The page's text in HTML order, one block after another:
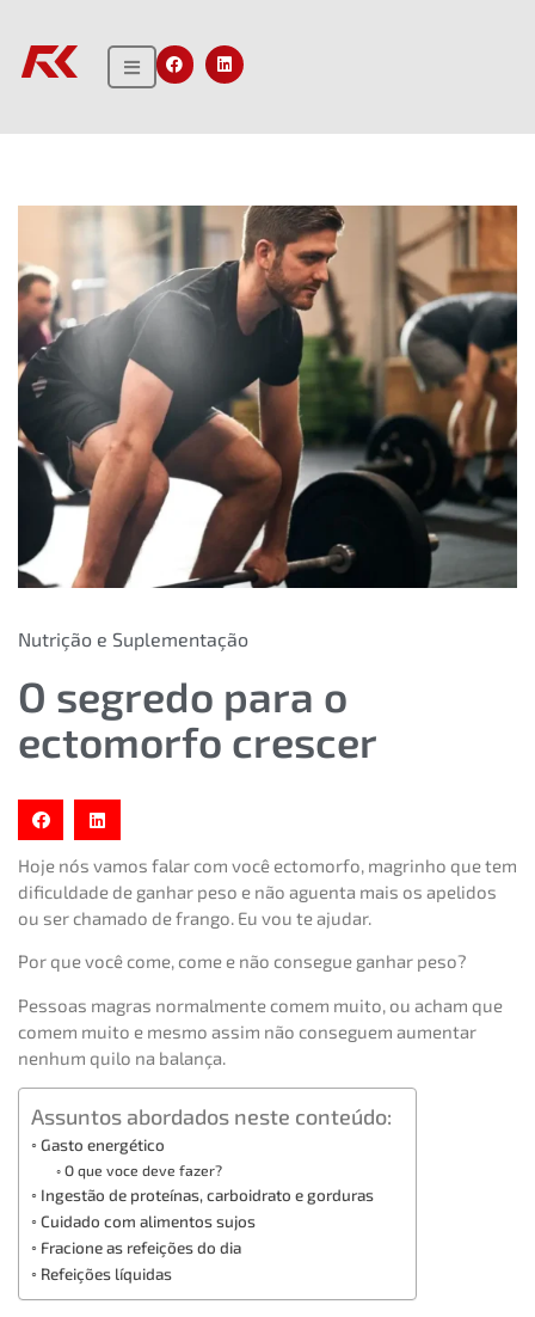
Nutrição e Suplementação
O segredo para o
ectomorfo crescer
Hoje nós vamos falar com você ectomorfo, magrinho que tem
dificuldade de ganhar peso e não aguenta mais os apelidos
ou ser chamado de frango. Eu vou te ajudar.
Por que você come, come e não consegue ganhar peso?
Pessoas magras normalmente comem muito, ou acham que
comem muito e mesmo assim não conseguem aumentar
nenhum quilo na balança.
Assuntos abordados neste conteúdo:
Gasto energético
O que voce deve fazer?
Ingestão de proteínas, carboidrato e gorduras
Cuidado com alimentos sujos
Fracione as refeições do dia
Refeições líquidas